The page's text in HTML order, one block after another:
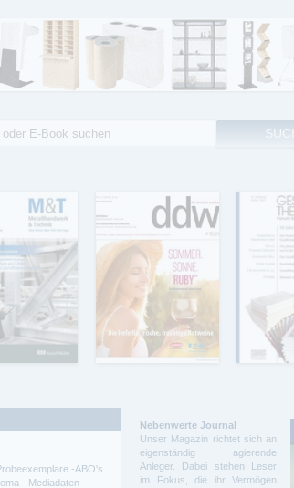
-ABO's
- Mediadaten
Nebenwerte Journal
Unser Magazin richtet sich an
eigenständig agierende
Anleger. Dabei stehen Leser
im Fokus, die ihr Vermögen